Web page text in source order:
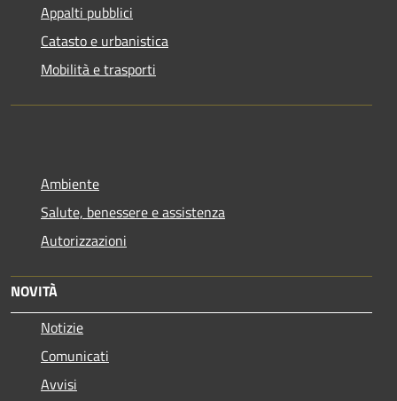
Appalti pubblici
Catasto e urbanistica
Mobilità e trasporti
Ambiente
Salute, benessere e assistenza
Autorizzazioni
NOVITÀ
Notizie
Comunicati
Avvisi